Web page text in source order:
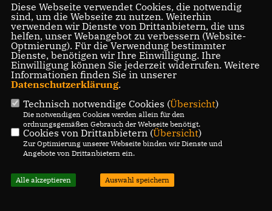
Diese Webseite verwendet Cookies, die notwendig
sind, um die Webseite zu nutzen. Weiterhin
verwenden wir Dienste von Drittanbietern, die uns
helfen, unser Webangebot zu verbessern (Website-
Optmierung). Für die Verwendung bestimmter
Dienste, benötigen wir Ihre Einwilligung. Ihre
Einwilligung können Sie jederzeit widerrufen. Weitere
Informationen finden Sie in unserer
Datenschutzerklärung.
Technisch notwendige Cookies (Übersicht)
Die notwendigen Cookies werden allein für den
ordnungsgemäßen Gebrauch der Webseite benötigt.
Cookies von Drittanbietern (Übersicht)
Zur Optimierung unserer Webseite binden wir Dienste und
Angebote von Drittanbietern ein.
Alle akzeptieren Auswahl speichern